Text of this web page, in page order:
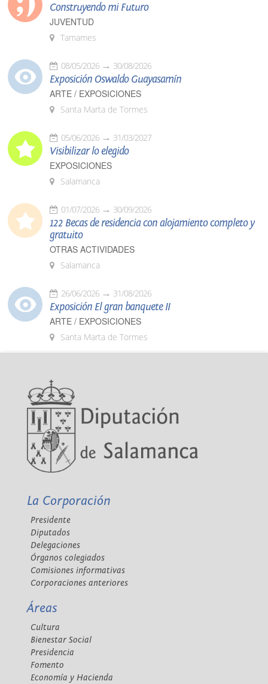
Construyendo mi Futuro
JUVENTUD
Tamames
08/05/2026 30/08/2026
Exposición Oswaldo Guayasamín
ARTE / EXPOSICIONES
Santa Marta de Tormes
05/06/2026 31/03/2027
Visibilizar lo elegido
EXPOSICIONES
Salamanca
01/07/2026 30/09/2026
122 Becas de residencia con alojamiento completo y
gratuito
OTRAS ACTIVIDADES
Salamanca
26/06/2026 31/08/2026
Exposición El gran banquete II
ARTE / EXPOSICIONES
Santa Marta de Tormes
La Corporación
Presidente
Diputados
Delegaciones
Órganos colegiados
Comisiones informativas
Corporaciones anteriores
Áreas
Cultura
Bienestar Social
Presidencia
Fomento
Economía y Hacienda